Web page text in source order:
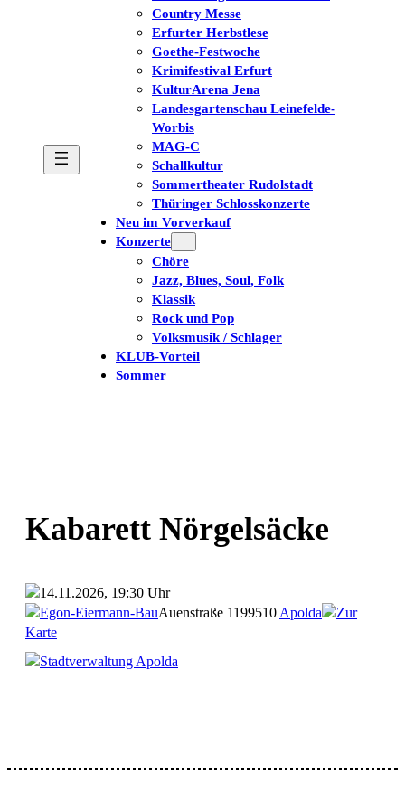
Country Messe
Erfurter Herbstlese
Goethe-Festwoche
Krimifestival Erfurt
KulturArena Jena
Landesgartenschau Leinefelde-
Worbis
MAG-C
Schallkultur
Sommertheater Rudolstadt
Thüringer Schlosskonzerte
Neu im Vorverkauf
Konzerte
Chöre
Jazz, Blues, Soul, Folk
Klassik
Rock und Pop
Volksmusik / Schlager
KLUB-Vorteil
Sommer
Kabarett Nörgelsäcke
14.11.2026, 19:30 Uhr
Egon-Eiermann-BauAuenstraße 1199510Apolda
Zur
Karte
Stadtverwaltung Apolda